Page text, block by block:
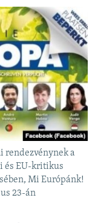
rendezvénynek a
és EU-kritikus
Mi Európánk!
23-án